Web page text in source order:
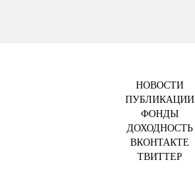
НОВОСТИ
ПУБЛИКАЦИИ
ФОНДЫ
ДОХОДНОСТЬ
ВКОНТАКТЕ
ТВИТТЕР